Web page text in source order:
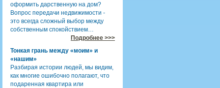
оформить дарственную на дом?
Вопрос передачи недвижимости -
это всегда сложный выбор между
собственным спокойствием…
Подробнее >>>
Тонкая грань между «моим» и
«нашим»
Разбирая истории людей, мы видим,
как многие ошибочно полагают, что
подаренная квартира или